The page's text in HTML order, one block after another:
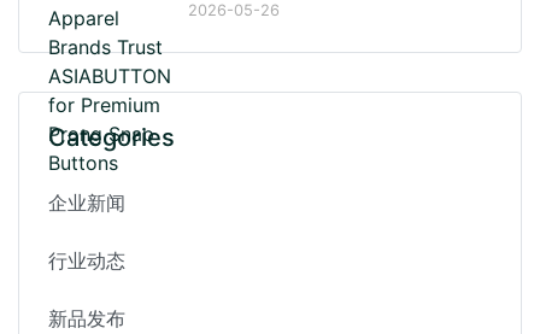
2026-05-26
Categories
企业新闻
行业动态
新品发布